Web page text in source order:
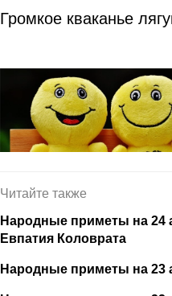
Громкое кваканье
Читайте также
Народные приметы на 24
Евпатия Коловрата
Народные приметы на 23